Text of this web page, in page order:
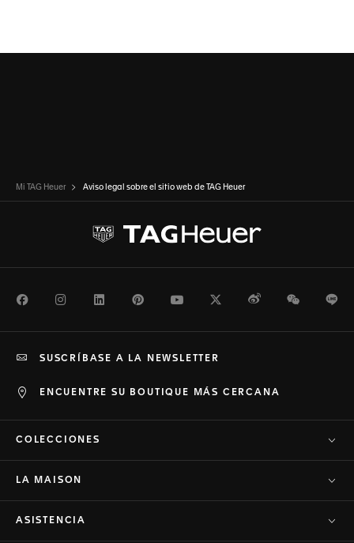
Mi TAG Heuer Aviso legal sobre el sitio web de TAG Heuer
FacebookInstagramLinkedInPinterestYoutubeTwitterWeiboWeChat
ENCUENTRE SU BOUTIQUE MÁS CERCANA
SUSCRÍBASE A LA NEWSLETTER
COLECCIONES
LA MAISON
ASISTENCIA